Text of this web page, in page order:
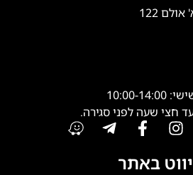
122
חצי שעה לפני סגירה.
באתר